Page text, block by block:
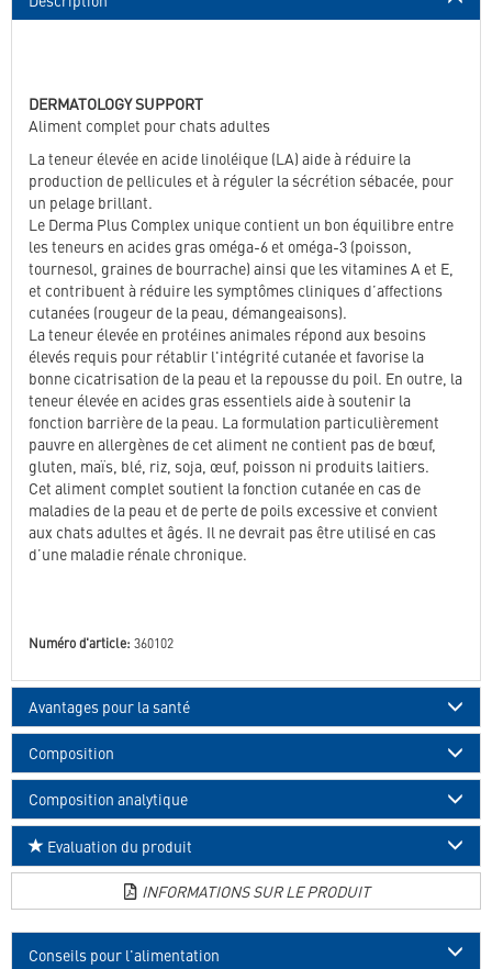
DERMATOLOGY SUPPORT
Aliment complet pour chats adultes
La teneur élevée en acide linoléique (LA) aide à réduire la
production de pellicules et à réguler la sécrétion sébacée, pour
un pelage brillant.
Le Derma Plus Complex unique contient un bon équilibre entre
les teneurs en acides gras oméga-6 et oméga-3 (poisson,
tournesol, graines de bourrache) ainsi que les vitamines A et E,
et contribuent à réduire les symptômes cliniques d’affections
cutanées (rougeur de la peau, démangeaisons).
La teneur élevée en protéines animales répond aux besoins
élevés requis pour rétablir l'intégrité cutanée et favorise la
bonne cicatrisation de la peau et la repousse du poil. En outre, la
teneur élevée en acides gras essentiels aide à soutenir la
fonction barrière de la peau. La formulation particulièrement
pauvre en allergènes de cet aliment ne contient pas de bœuf,
gluten, maïs, blé, riz, soja, œuf, poisson ni produits laitiers.
Cet aliment complet soutient la fonction cutanée en cas de
maladies de la peau et de perte de poils excessive et convient
aux chats adultes et âgés. Il ne devrait pas être utilisé en cas
d’une maladie rénale chronique.
Numéro d'article: 360102
Avantages pour la santé
Composition
Composition analytique
Evaluation du produit
INFORMATIONS SUR LE PRODUIT
Conseils pour l'alimentation